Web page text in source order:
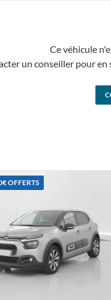
Ce véhicule
un conseiller pour
OFFERTS